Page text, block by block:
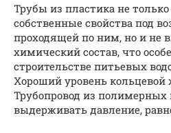
Трубы из пластика не
собственные свойства под
проходящей по ним, но и не
химический состав, что
строительстве питьевых
Хороший уровень кольцевой
Трубопровод из
выдерживать давление,